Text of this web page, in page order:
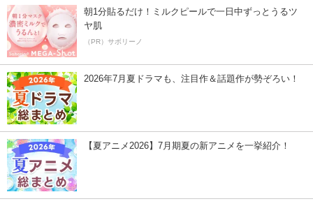
朝1分貼るだけ！ミルクピールで一日中ずっとうるツ
ヤ肌
（PR）サボリーノ
2026年7月夏ドラマも、注目作＆話題作が勢ぞろい！
【夏アニメ2026】7月期夏の新アニメを一挙紹介！